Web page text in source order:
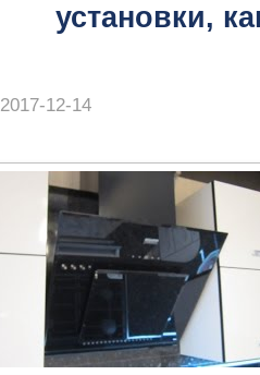
установки,
2017-12-14